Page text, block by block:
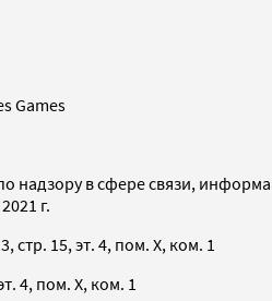
Games
надзору в сфере связи,
г.
стр. 15, эт. 4, пом. X, ком. 1
4, пом. X, ком. 1